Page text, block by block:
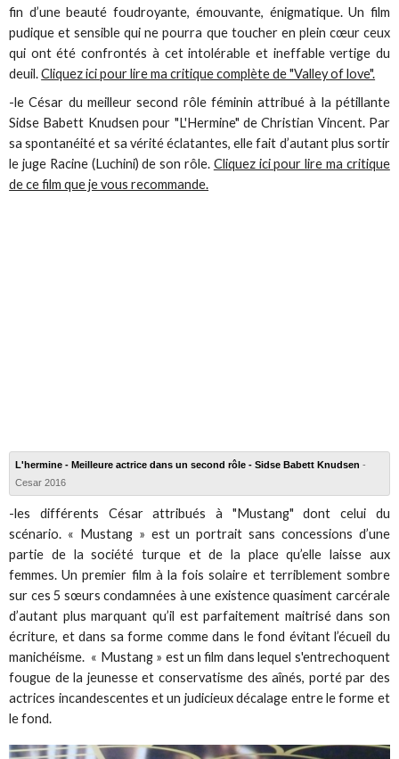
fin d’une beauté foudroyante, émouvante, énigmatique. Un film
pudique et sensible qui ne pourra que toucher en plein cœur ceux
qui ont été confrontés à cet intolérable et ineffable vertige du
deuil.Cliquez ici pour lire ma critique complète de "Valley of love".
-le César du meilleur second rôle féminin attribué à la pétillante
Sidse Babett Knudsen pour "L'Hermine" de Christian Vincent. Par
sa spontanéité et sa vérité éclatantes, elle fait d’autant plus sortir
le juge Racine (Luchini) de son rôle. Cliquez ici pour lire ma critique
de ce film que je vous recommande.
L'hermine - Meilleure actrice dans un second rôle - Sidse Babett Knudsen -
Cesar 2016
-les différents César attribués à "Mustang" dont celui du
scénario. « Mustang » est un portrait sans concessions d’une
partie de la société turque et de la place qu’elle laisse aux
femmes. Un premier film à la fois solaire et terriblement sombre
sur ces 5 sœurs condamnées à une existence quasiment carcérale
d’autant plus marquant qu’il est parfaitement maitrisé dans son
écriture, et dans sa forme comme dans le fond évitant l’écueil du
manichéisme. « Mustang » est un film dans lequel s'entrechoquent
fougue de la jeunesse et conservatisme des aînés, porté par des
actrices incandescentes et un judicieux décalage entre le forme et
le fond.